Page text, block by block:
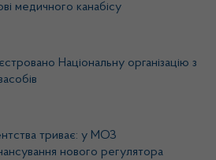
медичного канабісу
Національну організацію з
триває: у МОЗ
нового регулятора